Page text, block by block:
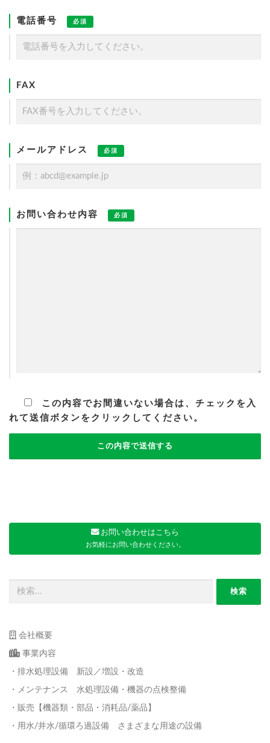
電話番号 必須
FAX
メールアドレス 必須
お問い合わせ内容 必須
この内容でお間違いない場合は、チェックを入
れて送信ボタンをクリックしてください。
お問い合わせはこちら
お気軽にお問い合わせください。
会社概要
事業内容
・排水処理設備 新設／増設・改造
・メンテナンス 水処理設備・機器の点検整備
・販売【機器類・部品・消耗品/薬品】
・用水/井水/循環ろ過設備 さまざまな用途の設備